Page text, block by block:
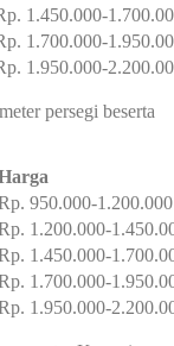
1.450.000-
1.700.000-
1.950.000-
persegi beserta
950.000-1.200.000
1.200.000-
1.450.000-
1.700.000-
1.950.000-